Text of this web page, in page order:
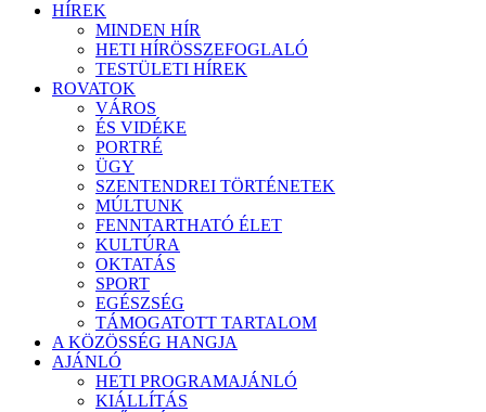
HÍREK
MINDEN HÍR
HETI HÍRÖSSZEFOGLALÓ
TESTÜLETI HÍREK
ROVATOK
VÁROS
ÉS VIDÉKE
PORTRÉ
ÜGY
SZENTENDREI TÖRTÉNETEK
MÚLTUNK
FENNTARTHATÓ ÉLET
KULTÚRA
OKTATÁS
SPORT
EGÉSZSÉG
TÁMOGATOTT TARTALOM
A KÖZÖSSÉG HANGJA
AJÁNLÓ
HETI PROGRAMAJÁNLÓ
KIÁLLÍTÁS